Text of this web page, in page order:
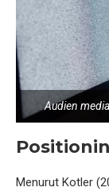
Audien
Menurut Kotler